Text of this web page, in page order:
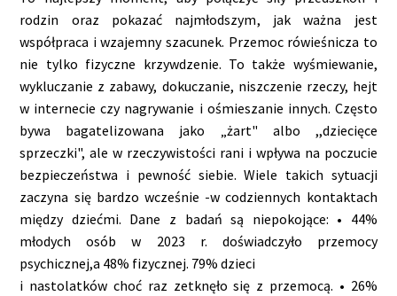
rodzin oraz pokazać najmłodszym, jak ważna jest
współpraca i wzajemny szacunek. Przemoc rówieśnicza to
nie tylko fizyczne krzywdzenie. To także wyśmiewanie,
wykluczanie z zabawy, dokuczanie, niszczenie rzeczy, hejt
w internecie czy nagrywanie i ośmieszanie innych. Często
bywa bagatelizowana jako „żart" albo ,,dziecięce
sprzeczki", ale w rzeczywistości rani i wpływa na poczucie
bezpieczeństwa i pewność siebie. Wiele takich sytuacji
zaczyna się bardzo wcześnie -w codziennych kontaktach
między dziećmi. Dane z badań są niepokojące: • 44%
młodych osób w 2023 r. doświadczyło przemocy
psychicznej,a 48% fizycznej. 79% dzieci
i nastolatków choć raz zetknęło się z przemocą. • 26%